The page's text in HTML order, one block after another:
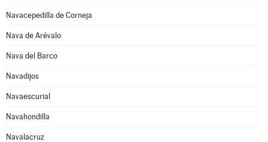
Navacepedilla de Corneja
Nava de Arévalo
Nava del Barco
Navadijos
Navaescurial
Navahondilla
Navalacruz